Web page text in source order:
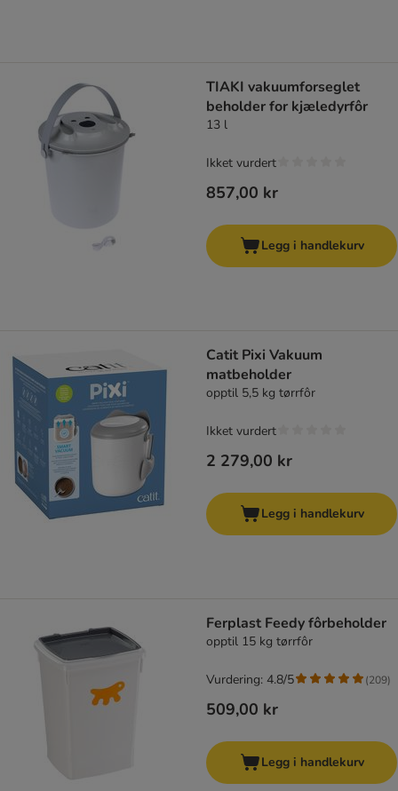
TIAKI vakuumforseglet
beholder for kjæledyrfôr
13 l
857,00 kr
Ikket vurdert
Legg i handlekurv
Catit Pixi Vakuum
matbeholder
opptil 5,5 kg tørrfôr
2 279,00 kr
Ikket vurdert
Legg i handlekurv
Ferplast Feedy fôrbeholder
opptil 15 kg tørrfôr
509,00 kr
Vurdering: 4.8/5 (209)
Legg i handlekurv